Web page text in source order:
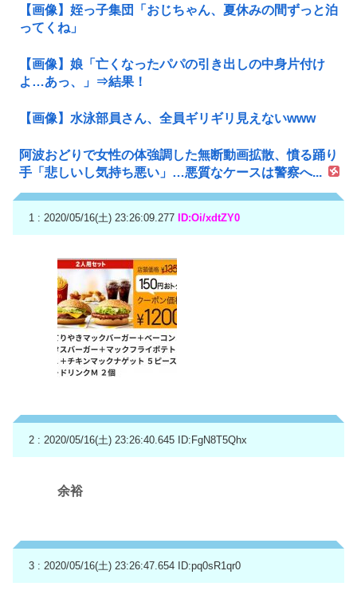
【画像】姪っ子集団「おじちゃん、夏休みの間ずっと泊
ってくね」
【画像】娘「亡くなったパパの引き出しの中身片付け
よ…あっ、」⇒結果！
【画像】水泳部員さん、全員ギリギリ見えないwww
阿波おどりで女性の体強調した無断動画拡散、憤る踊り
手「悲しいし気持ち悪い」…悪質なケースは警察へ...
1 : 2020/05/16(土) 23:26:09.277 ID:Oi/xdtZY0
2 : 2020/05/16(土) 23:26:40.645 ID:FgN8T5Qhx
余裕
3 : 2020/05/16(土) 23:26:47.654 ID:pq0sR1qr0